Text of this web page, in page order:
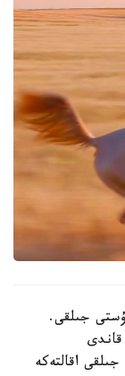
جىلقى.
اقالتەكە